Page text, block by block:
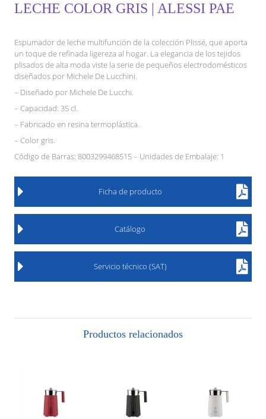
LECHE COLOR GRIS | ALESSI PAE
Espumador de leche multifunción de la colección Plissé, que aporta
un toque de refinada ligereza al hogar. La elegancia de los tejidos
plisados de alta moda viste la serie de pequeños electrodomésticos
diseñados por Michele De Lucchini.
– Diseñado por Michele De Lucchi.
– Capacidad: 35 cl.
– Fabricado en resina termoplástica.
– Color gris.
Código de Barras: 8003299468515 – Unidades de Embalaje: 1
Ficha de producto
Catálogo
Servicio técnico (SAT)
Productos relacionados